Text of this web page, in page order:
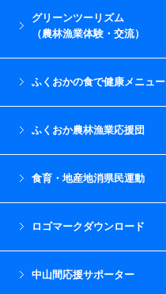
グリーンツーリズム
（農林漁業体験・交流）
ふくおかの食で健康メニュー
ふくおか農林漁業応援団
食育・地産地消県民運動
ロゴマークダウンロード
中山間応援サポーター